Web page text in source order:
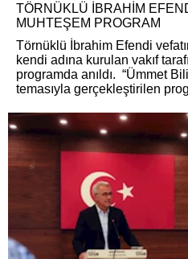
TÖRNÜKLÜ İBRAHİM
MUHTEŞEM PROGRAM
Törnüklü İbrahim Efendi
kendi adına kurulan vakıf
programda anıldı. “Ümmet
temasıyla gerçekleştirilen